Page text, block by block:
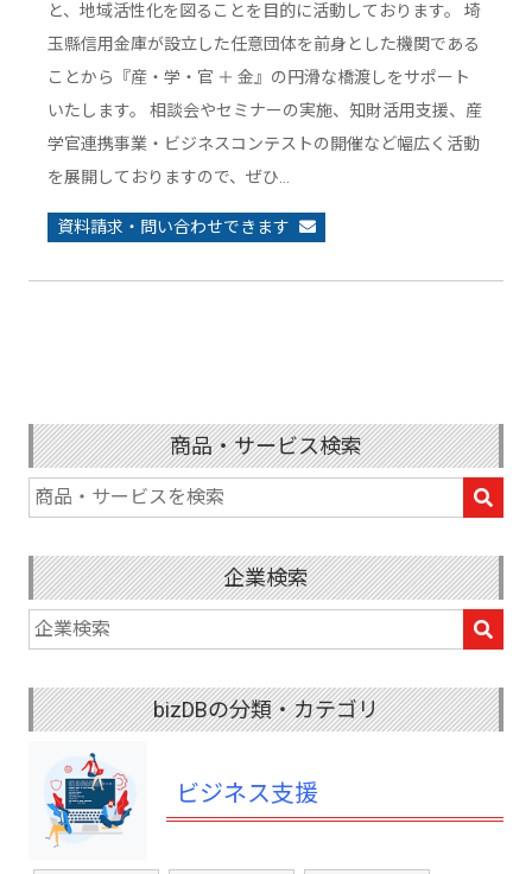
と、地域活性化を図ることを目的に活動しております。 埼
玉縣信用金庫が設立した任意団体を前身とした機関である
ことから『産・学・官 ＋ 金』の円滑な橋渡しをサポート
いたします。 相談会やセミナーの実施、知財活用支援、産
学官連携事業・ビジネスコンテストの開催など幅広く活動
を展開しておりますので、ぜひ…
資料請求・問い合わせできます
商品・サービス検索
企業検索
bizDBの分類・カテゴリ
ビジネス支援